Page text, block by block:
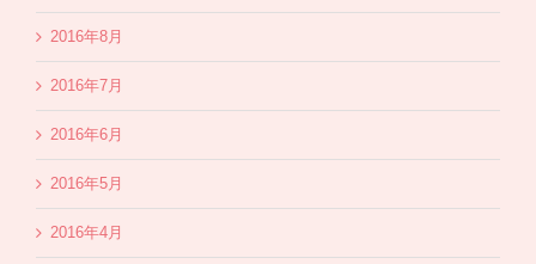
2016年8月
2016年7月
2016年6月
2016年5月
2016年4月